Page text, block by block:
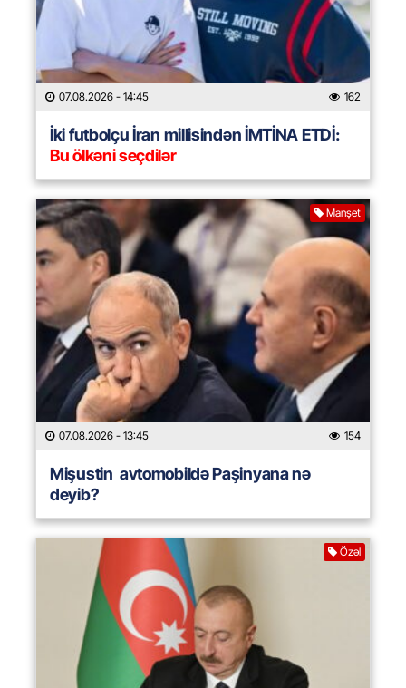
07.08.2026 - 14:45 162
İki futbolçu İran millisindən İMTİNA ETDİ:
Bu ölkəni seçdilər
Manşet
07.08.2026 - 13:45 154
Mişustin avtomobildə Paşinyana nə
deyib?
Özəl